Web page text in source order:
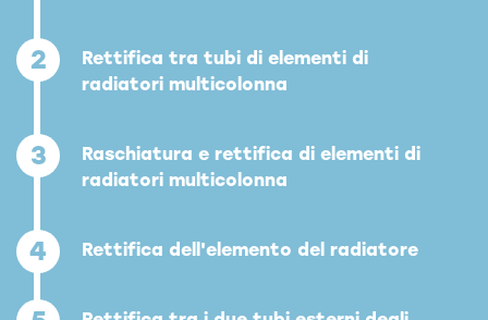
2
Rettifica tra tubi di elementi di
radiatori multicolonna
3
Raschiatura e rettifica di elementi di
radiatori multicolonna
4 Rettifica dell'elemento del radiatore